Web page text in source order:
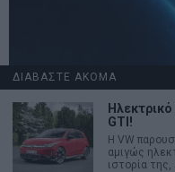
ΔΙΑΒΑΣΤΕ ΑΚΟΜΑ
GTI!
Η VW
αμιγώς
ιστορία της,